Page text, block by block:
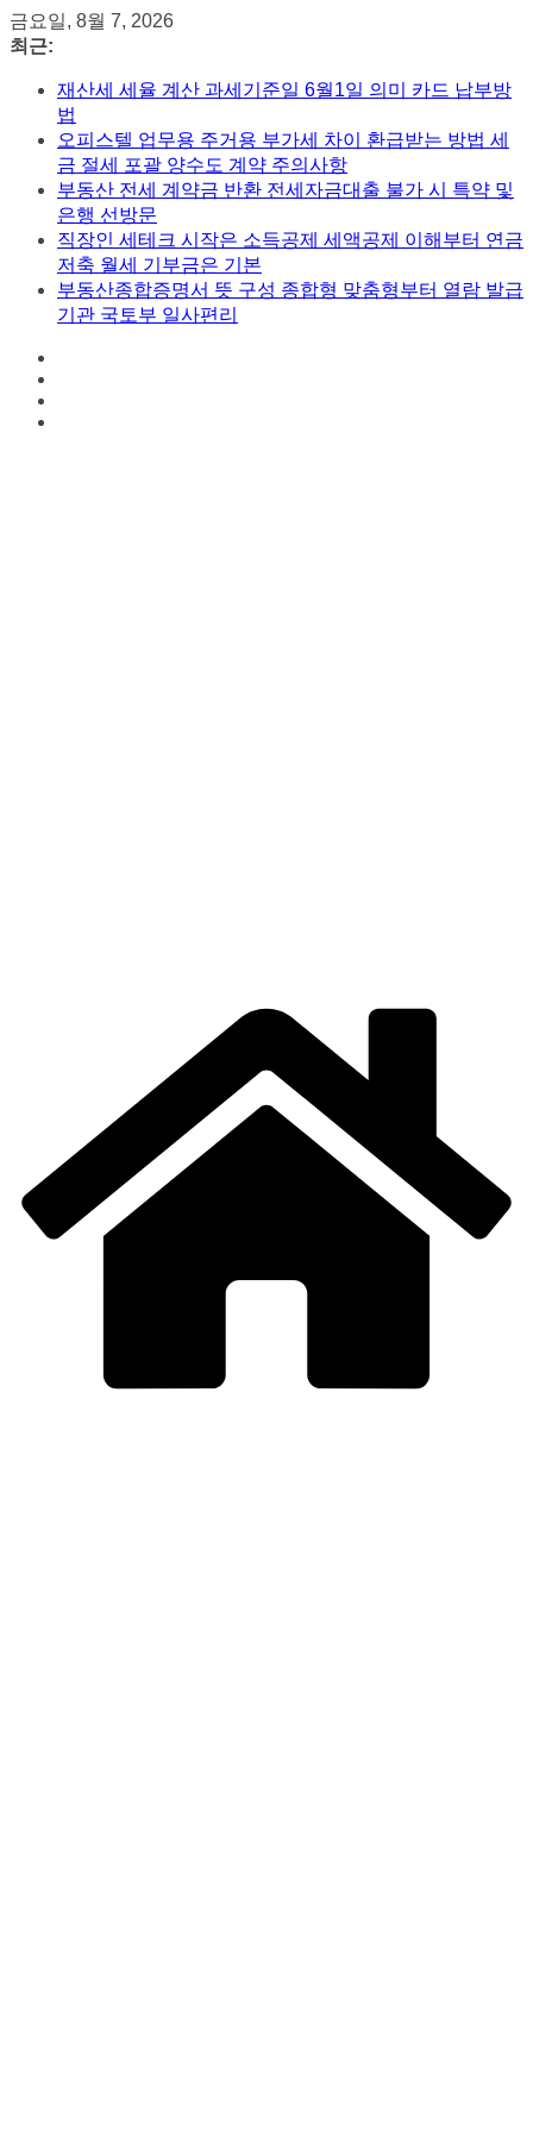
콘
텐
금요일, 8월 7, 2026
최근:
재산세 세율 계산 과세기준일 6월1일 의미 카드 납부방
법
오피스텔 업무용 주거용 부가세 차이 환급받는 방법 세
금 절세 포괄 양수도 계약 주의사항
부동산 전세 계약금 반환 전세자금대출 불가 시 특약 및
은행 선방문
직장인 세테크 시작은 소득공제 세액공제 이해부터 연금
저축 월세 기부금은 기본
부동산종합증명서 뜻 구성 종합형 맞춤형부터 열람 발급
기관 국토부 일사편리